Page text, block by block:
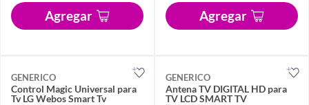
Agregar Agregar
GENERICO
Control Magic Universal para
Tv LG Webos Smart Tv
GENERICO
Antena TV DIGITAL HD para
TV LCD SMART TV